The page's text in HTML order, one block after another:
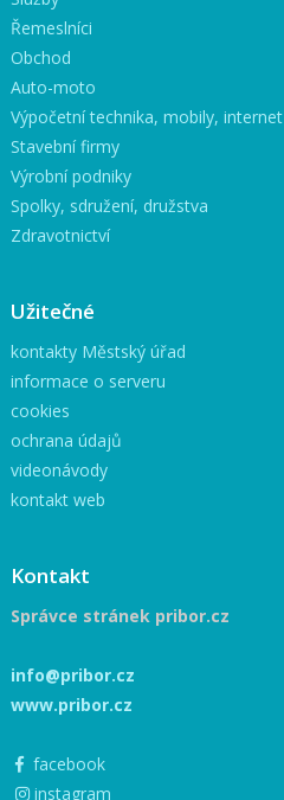
Řemeslníci
Obchod
Auto-moto
Výpočetní technika, mobily, internet
Stavební firmy
Výrobní podniky
Spolky, sdružení, družstva
Zdravotnictví
Užitečné
kontakty Městský úřad
informace o serveru
cookies
ochrana údajů
videonávody
kontakt web
Kontakt
Správce stránek pribor.cz
info@pribor.cz
www.pribor.cz
facebook
instagram